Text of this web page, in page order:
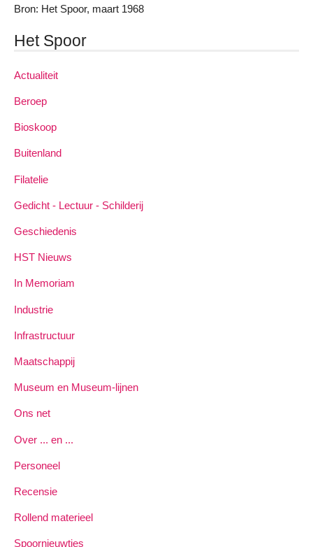
Bron: Het Spoor, maart 1968
Het Spoor
Actualiteit
Beroep
Bioskoop
Buitenland
Filatelie
Gedicht - Lectuur - Schilderij
Geschiedenis
HST Nieuws
In Memoriam
Industrie
Infrastructuur
Maatschappij
Museum en Museum-lijnen
Ons net
Over ... en ...
Personeel
Recensie
Rollend materieel
Spoornieuwtjes